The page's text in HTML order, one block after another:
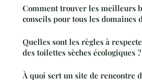
Comment trouver les meilleurs
conseils pour tous les domaines
Quelles sont les règles à
des toilettes sèches écologiques ?
À quoi sert un site de rencontre